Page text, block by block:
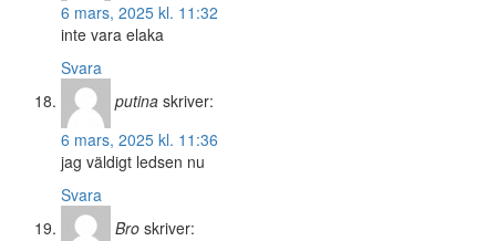
6 mars, 2025 kl. 11:32
inte vara elaka
Svara
putina skriver:
6 mars, 2025 kl. 11:36
jag väldigt ledsen nu
Svara
Bro skriver: